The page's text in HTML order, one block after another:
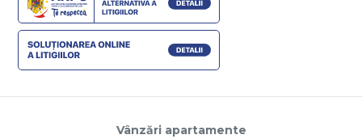
Vânzări apartamente